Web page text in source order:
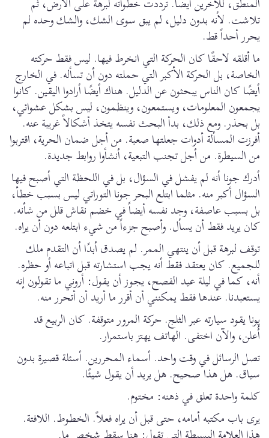
تلاشت. لأنه بدون دليل، لم يبق سوى الشك، والشك وحده لم
يحرر أحداً قط.
ما أقلقه لاحقًا كان الحركة التي انخرط فيها. ليس فقط حركته
الخاصة، بل الحركة الأكبر التي حملته دون أن تسأله. في الخارج
أيضًا كان الناس يبحثون عن الدليل. هناك أيضًا أرادوا اليقين. كانوا
يجمعون المعلومات، ويستمعون، وينظمون، ليس بشكل عشوائي،
بل بحذر. ومع ذلك، بدأ البحث نفسه يتخذ أشكالاً غريبة عنه.
أفرزت المسألة أدوات جعلتها صعبة. من أجل ضمان الحرية، اقتربوا
من السيطرة. من أجل تجنب التبعية، أنشأوا روابط جديدة.
أدرك جونا أنه لم يفشل في السؤال، بل في اللحظة التي أصبح فيها
السؤال أكبر منه. مثلما ابتلع البحر جونا التوراتي ليس بسبب خطأ،
بل بسبب عاصفة، وجد نفسه أيضاً في خضم نقاش قلل من شأنه.
كان يريد فقط أن يسأل. وأصبح جزءاً من شيء ابتلعه دون أن يراه.
توقف لبرهة قبل أن ينتهي الممر. لم يصدق أبدًا أن التقدم ملك
للجميع. كان يعتقد فقط أنه يجب استشارته قبل اتباعه أو حظره.
أنه، كما في ليلة عيد الفصح، يجوز أن يقول: أروني ما تقولون إنه
يستعبدنا. عندها فقط يمكنني أن أقرر ما أريد أن أتحرر منه.
يونا يقود سيارته عبر الثلج. حركة المرور متوقفة. كان الربيع قد
أُعلن، والآن اختفى. الهاتف يهتز باستمرار.
تصل الرسائل في وقت واحد. أسماء المحررين. أسئلة قصيرة بدون
سياق. هل هذا صحيح. هل يريد أن يقول شيئًا.
كلمة واحدة تعلق في ذهنه: مختوم.
يرى باب مكتبه أمامه، حتى قبل أن يراه فعلاً. الخطوط. اللافتة.